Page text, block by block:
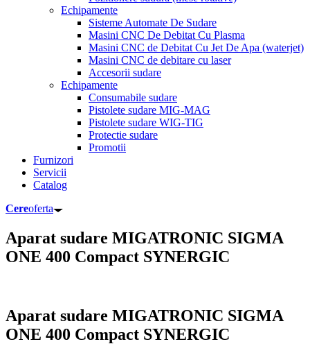
Echipamente
Sisteme Automate De Sudare
Masini CNC De Debitat Cu Plasma
Masini CNC de Debitat Cu Jet De Apa (waterjet)
Masini CNC de debitare cu laser
Accesorii sudare
Echipamente
Consumabile sudare
Pistolete sudare MIG-MAG
Pistolete sudare WIG-TIG
Protectie sudare
Promotii
Furnizori
Servicii
Catalog
Cereoferta
Aparat sudare MIGATRONIC SIGMA
ONE 400 Compact SYNERGIC
Aparat sudare MIGATRONIC SIGMA
ONE 400 Compact SYNERGIC